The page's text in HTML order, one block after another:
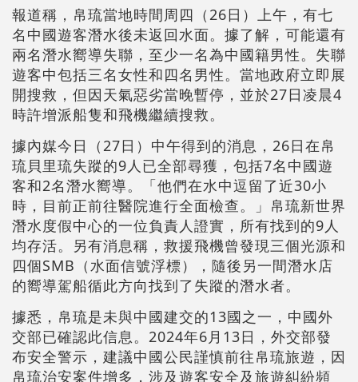
報道稱，帛琉當地時間周四（26日）上午，有七
名中國遊客潛水後未返回水面。據了解，可能還有
兩名潛水嚮導失聯，至少一名為中國籍男性。失聯
遊客中包括三名女性和四名男性。當地政府立即展
開搜救，但因天氣惡劣當晚暫停，並於27日凌晨4
時許增派船隻和飛機繼續搜救。
據內媒今日（27日）中午得到的消息，26日在帛
琉貝里琉失蹤的9人已全部尋獲，包括7名中國遊
客和2名潛水嚮導。「他們在水中逗留了近30小
時，目前正前往醫院進行全面檢查。」帛琉新世界
潛水度假中心的一位負責人證實，所有找到的9人
均存活。另有消息稱，救援飛機曾發現三個光源和
四個SMB（水面信號浮標），隨後另一間潛水店
的嚮導駕船循此方向找到了失蹤的潛水者。
據悉，帛琉是未與中國建交的13國之一，中國外
交部已確認此信息。2024年6月13日，外交部發
布安全警示，建議中國公民謹慎前往帛琉旅遊，因
帛琉治安案件增多，涉及遊客安全及旅遊糾紛頻